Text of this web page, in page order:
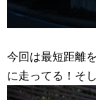
今回は最短距離
に走ってる！そ